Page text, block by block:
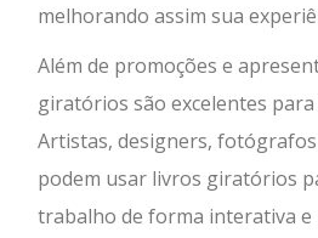
melhorando assim sua
Além de promoções e
giratórios são excelentes
Artistas, designers,
podem usar livros giratórios
trabalho de forma interativa e